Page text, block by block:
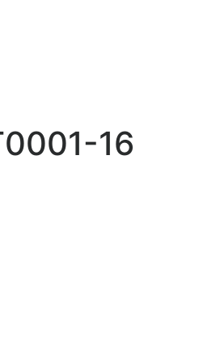
16